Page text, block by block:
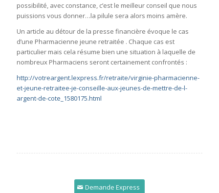
possibilité, avec constance, c’est le meilleur conseil que nous
puissions vous donner…la pilule sera alors moins amère.
Un article au détour de la presse financière évoque le cas
d’une Pharmacienne jeune retraitée . Chaque cas est
particulier mais cela résume bien une situation à laquelle de
nombreux Pharmaciens seront certainement confrontés :
http://votreargent.lexpress.fr/retraite/virginie-pharmacienne-
et-jeune-retraitee-je-conseille-aux-jeunes-de-mettre-de-l-
argent-de-cote_1580175.html
Demande Express